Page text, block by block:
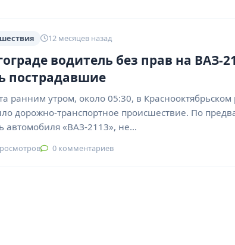
12 месяцев назад
водитель без прав на ВАЗ-
пострадавшие
ранним утром, около 05:30, в
дорожно-транспортное происшествие. По
автомобиля «ВАЗ-2113», не…
0 комментариев